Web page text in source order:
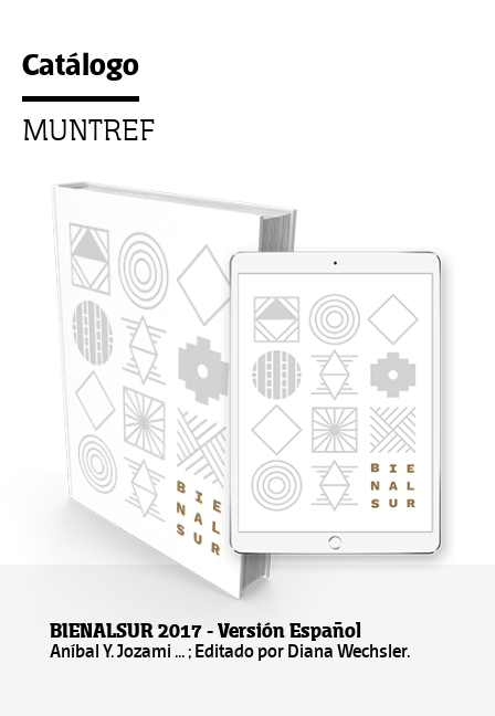
Catálogo
MUNTREF
BIENALSUR 2017 - Versión Español
Aníbal Y. Jozami ... ; Editado por Diana Wechsler.